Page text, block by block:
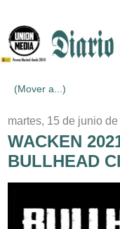
martes, 15 de junio
WACKEN
BULLHEAD